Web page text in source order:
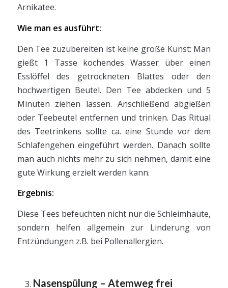
Arnikatee.
Wie man es ausführt:
Den Tee zuzubereiten ist keine große Kunst: Man
gießt 1 Tasse kochendes Wasser über einen
Esslöffel des getrockneten Blattes oder den
hochwertigen Beutel. Den Tee abdecken und 5
Minuten ziehen lassen. Anschließend abgießen
oder Teebeutel entfernen und trinken. Das Ritual
des Teetrinkens sollte ca. eine Stunde vor dem
Schlafengehen eingeführt werden. Danach sollte
man auch nichts mehr zu sich nehmen, damit eine
gute Wirkung erzielt werden kann.
Ergebnis:
Diese Tees befeuchten nicht nur die Schleimhäute,
sondern helfen allgemein zur Linderung von
Entzündungen z.B. bei Pollenallergien.
Nasenspülung – Atemweg frei